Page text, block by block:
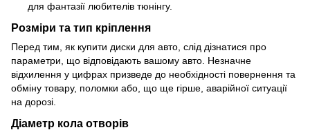
для фантазії любителів тюнінгу.
Розміри та тип кріплення
Перед тим, як купити диски для авто, слід дізнатися про
параметри, що відповідають вашому авто. Незначне
відхилення у цифрах призведе до необхідності повернення та
обміну товару, поломки або, що ще гірше, аварійної ситуації
на дорозі.
Діаметр кола отворів